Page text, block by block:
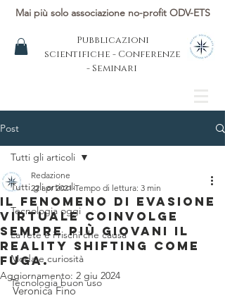
Mai più solo associazione no-profit ODV-ETS
Pubblicazioni
scientifiche - Conferenze
- Seminari
Post
Tutti gli articoli
Tecnologia oggi
La rete e i rischi che causa
Moda e curiosità
Tecnologia buon uso
Tutti gli articoli
Il fenomeno di evasione
virtuale coinvolge
sempre più giovani Il
Reality Shifting come
fuga.
Redazione
22 apr 2021 Tempo di lettura: 3 min
Aggiornamento: 2 giu 2024
Veronica Fino